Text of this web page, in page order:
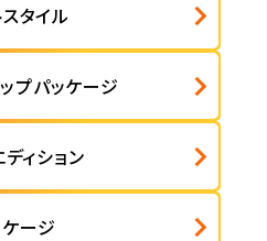
タイル
プパッケージ
ィション
ージ